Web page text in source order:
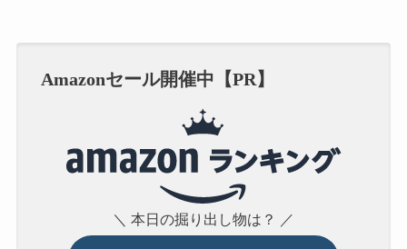
Amazonセール開催中【PR】
＼ 本日の掘り出し物は？ ／